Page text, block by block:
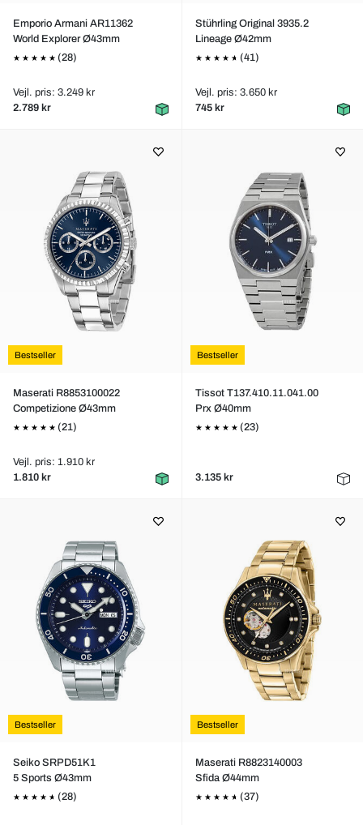
Emporio Armani AR11362
World Explorer Ø43mm
(28)
Vejl. pris: 3.249 kr
2.789 kr
Stührling Original 3935.2
Lineage Ø42mm
(41)
Vejl. pris: 3.650 kr
745 kr
Bestseller
Maserati R8853100022
Competizione Ø43mm
(21)
Vejl. pris: 1.910 kr
1.810 kr
Bestseller
Tissot T137.410.11.041.00
Prx Ø40mm
(23)
3.135 kr
Bestseller
Seiko SRPD51K1
5 Sports Ø43mm
(28)
Bestseller
Maserati R8823140003
Sfida Ø44mm
(37)